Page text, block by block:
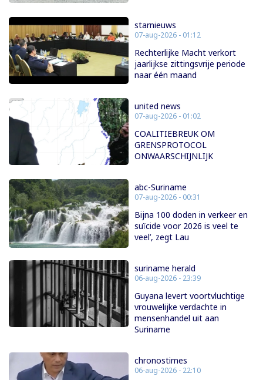
starnieuws
07-aug-2026 - 01:12
Rechterlijke Macht verkort
jaarlijkse zittingsvrije periode
naar één maand
united news
07-aug-2026 - 01:02
COALITIEBREUK OM
GRENSPROTOCOL
ONWAARSCHIJNLIJK
abc-Suriname
07-aug-2026 - 00:31
Bijna 100 doden in verkeer en
suïcide voor 2026 is veel te
veel’, zegt Lau
suriname herald
06-aug-2026 - 23:39
Guyana levert voortvluchtige
vrouwelijke verdachte in
mensenhandel uit aan
Suriname
chronostimes
06-aug-2026 - 22:10